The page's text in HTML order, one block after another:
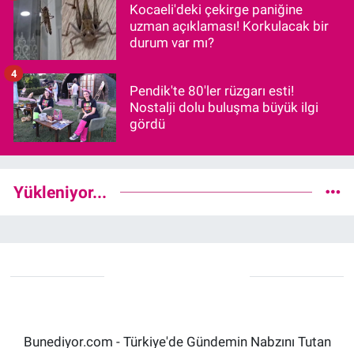
Kocaeli'deki çekirge paniğine
uzman açıklaması! Korkulacak bir
durum var mı?
Pendik'te 80'ler rüzgarı esti!
Nostalji dolu buluşma büyük ilgi
gördü
4
Yükleniyor...
Bunediyor.com - Türkiye'de Gündemin Nabzını Tutan